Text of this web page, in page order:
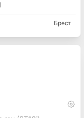
Брест